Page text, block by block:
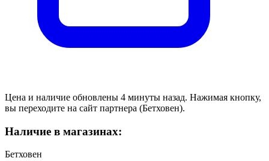
Цена и наличие обновлены 4 минуты назад. Нажимая кнопку,
вы переходите на сайт партнера (Бетховен).
Наличие в магазинах:
Бетховен